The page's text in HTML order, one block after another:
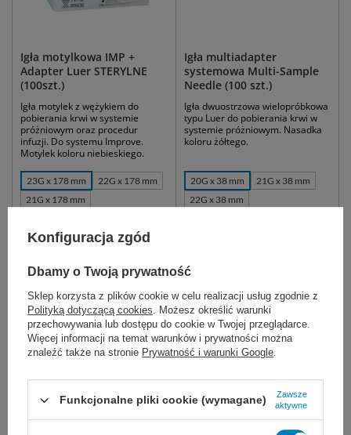
Igła motylkowa IMP +
Adapter Luer STERYLNE
(100szt.)
Igła motylek z wężykiem do
pobierania krwi w systemie
próżniowym oraz procedur
infuzji. Do systemu Improve.
Motylek koloru niebieskiego.
23G x 178 mm
22G x 178 mm
21G x 178 mm
Dostępny
WYBIERZ WARIANT
Igła multiadapter
systemowa Multi-Sample
Needle (100 szt.)
Igła dwuostrzowa wielopróbkowa
typu Luer do pobierania krwi w
systemie próżniowym. Nasadka
koloru żółtego.
20G x 38 mm
21G x 38 mm
22G x 38 mm
Konfiguracja zgód
Dbamy o Twoją prywatność
Sklep korzysta z plików cookie w celu realizacji usług zgodnie z
Polityką dotyczącą cookies. Możesz określić warunki
przechowywania lub dostępu do cookie w Twojej przeglądarce.
Więcej informacji na temat warunków i prywatności można
znaleźć także na stronie Prywatność i warunki Google.
Funkcjonalne pliki cookie (wymagane)
Zawsze
aktywne